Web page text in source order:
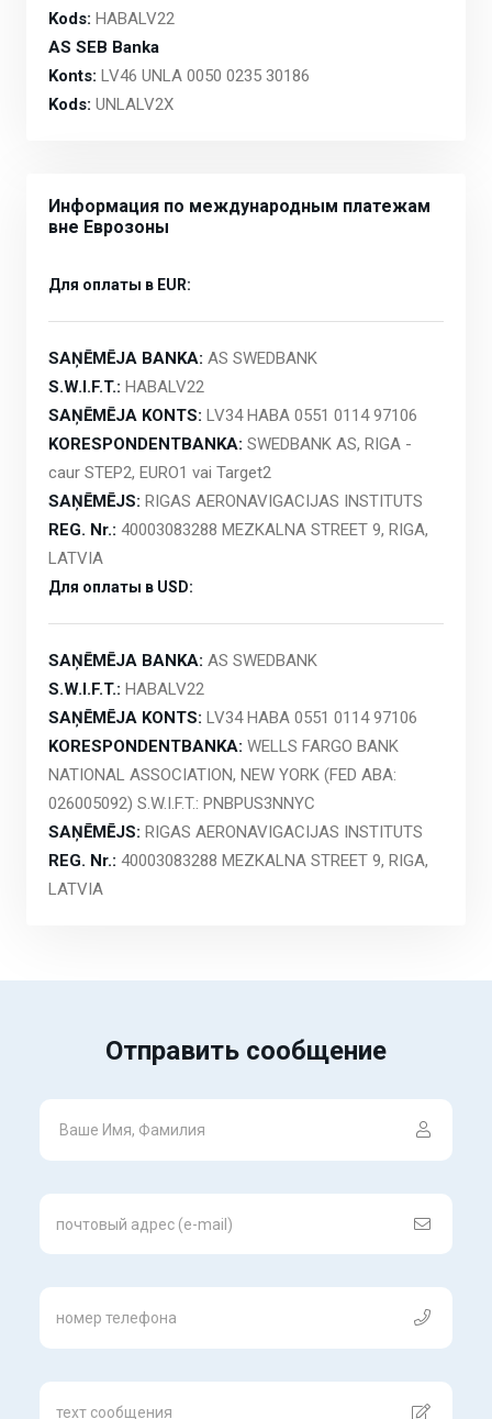
Kods: HABALV22
AS SEB Banka
Konts: LV46 UNLA 0050 0235 30186
Kods: UNLALV2X
Информация по международным платежам
вне Еврозоны
Для оплаты в EUR:
SAŅĒMĒJA BANKA: AS SWEDBANK
S.W.I.F.T.: HABALV22
SAŅĒMĒJA KONTS: LV34 HABA 0551 0114 97106
KORESPONDENTBANKA: SWEDBANK AS, RIGA -
caur STEP2, EURO1 vai Target2
SAŅĒMĒJS: RIGAS AERONAVIGACIJAS INSTITUTS
REG. Nr.: 40003083288 MEZKALNA STREET 9, RIGA,
LATVIA
Для оплаты в USD:
SAŅĒMĒJA BANKA: AS SWEDBANK
S.W.I.F.T.: HABALV22
SAŅĒMĒJA KONTS: LV34 HABA 0551 0114 97106
KORESPONDENTBANKA: WELLS FARGO BANK
NATIONAL ASSOCIATION, NEW YORK (FED ABA:
026005092) S.W.I.F.T.: PNBPUS3NNYC
SAŅĒMĒJS: RIGAS AERONAVIGACIJAS INSTITUTS
REG. Nr.: 40003083288 MEZKALNA STREET 9, RIGA,
LATVIA
Отправить сообщение